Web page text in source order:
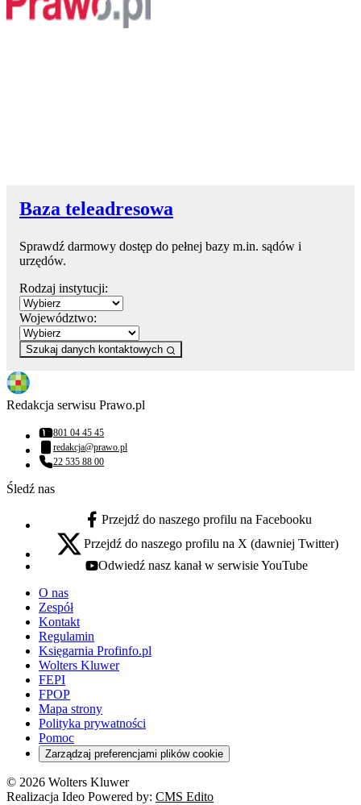
Baza teleadresowa
Sprawdź darmowy dostęp do pełnej bazy m.in. sądów i
urzędów.
Rodzaj instytucji:
Województwo:
Szukaj danych kontaktowych
Redakcja serwisu Prawo.pl
Numer telefonu:
801 04 45 45
Adres email:
redakcja@prawo.pl
Numer telefonu:
22 535 88 00
Śledź nas
facebook - otwiera się w nowej karcie
Przejdź do naszego profilu na Facebooku
x - otwiera się w nowej karcie
Przejdź do naszego profilu na X (dawniej Twitter)
youtube - otwiera się w nowej karcie
Odwiedź nasz kanał w serwisie YouTube
O nas
Zespół
Kontakt
Regulamin
Księgarnia Profinfo.pl
Wolters Kluwer
FEPI
FPOP
Mapa strony
Polityka prywatności
Pomoc
Zarządzaj preferencjami plików cookie
© 2026 Wolters Kluwer
Realizacja Ideo Powered by: CMS Edito